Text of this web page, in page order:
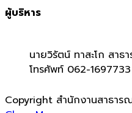
ผู้บริหาร
นายวิรัตน์ ทาสะโก สาธ
โทรศัพท์ 062-1697733
Copyright สำนักงานสาธาร